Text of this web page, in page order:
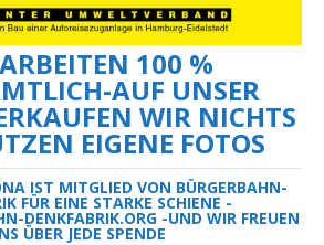
100 %
AUF UNSER
WIR NICHTS
EIGENE FOTOS
IST MITGLIED VON BÜRGERBAHN-
FÜR EINE STARKE SCHIENE -
DENKFABRIK.ORG -UND WIR FREUEN
ÜBER JEDE SPENDE